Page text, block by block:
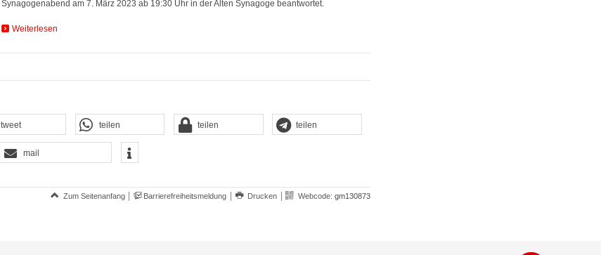
Synagogenabend am 7. März 2023 ab 19:30 Uhr in der Alten Synagoge beantwortet.
Weiterlesen
tweet teilen teilen teilen
mail
Zum Seitenanfang Barrierefreiheitsmeldung Drucken Webcode: gm130873